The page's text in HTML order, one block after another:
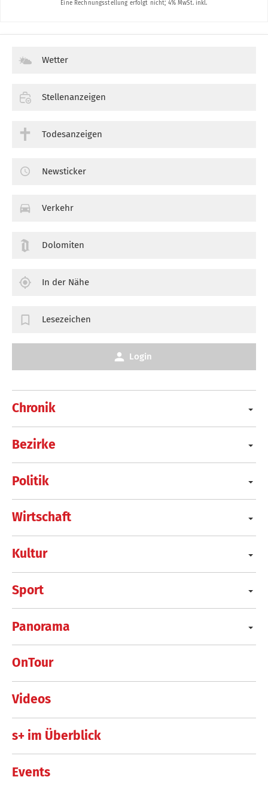
Chronik
Bezirke
Politik
Wirtschaft
Kultur
Sport
Panorama
OnTour
Videos
s+ im Überblick
Events
Wetter
Stellenanzeigen
Todesanzeigen
Newsticker
Verkehr
Dolomiten
In der Nähe
Lesezeichen
Login